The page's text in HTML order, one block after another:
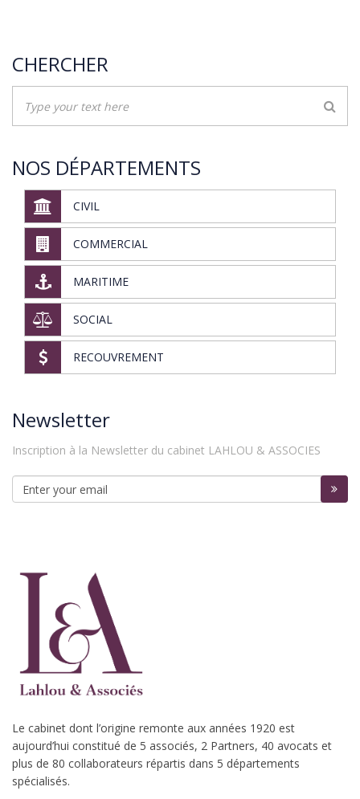
CHERCHER
NOS DÉPARTEMENTS
CIVIL
COMMERCIAL
MARITIME
SOCIAL
RECOUVREMENT
Newsletter
Inscription à la Newsletter du cabinet LAHLOU & ASSOCIES
Le cabinet dont l’origine remonte aux années 1920 est
aujourd’hui constitué de 5 associés, 2 Partners, 40 avocats et
plus de 80 collaborateurs répartis dans 5 départements
spécialisés.